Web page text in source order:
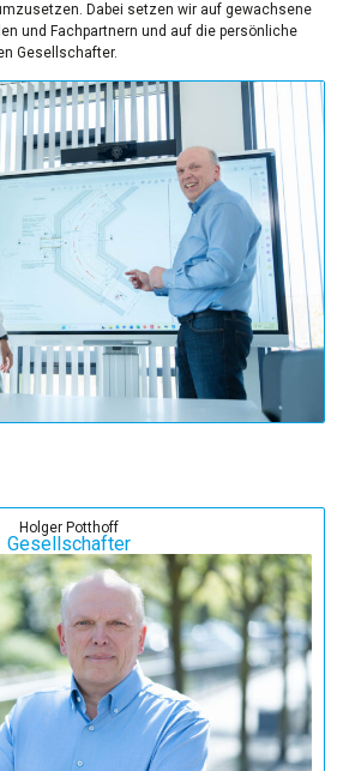
Dabei setzen wir auf gewachsene
und Fachpartnern und auf die persönliche
Gesellschafter.
Holger Potthoff
Gesellschafter